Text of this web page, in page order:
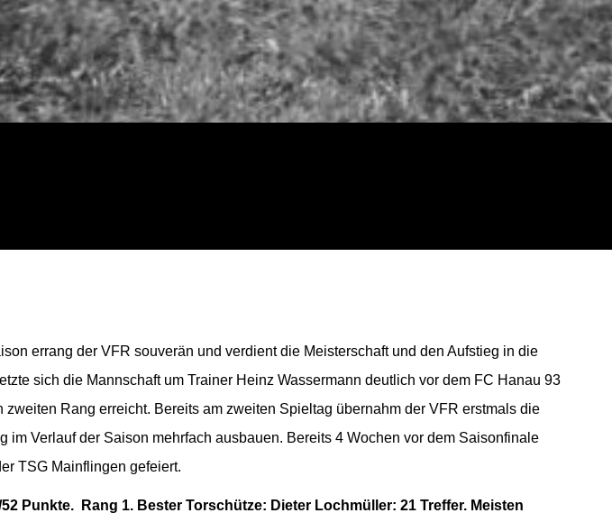
errang der VFR souverän und verdient die Meisterschaft und den Aufstieg in die
sich die Mannschaft um Trainer Heinz Wassermann deutlich vor dem FC Hanau 93
Rang erreicht. Bereits am zweiten Spieltag übernahm der VFR erstmals die
im Verlauf der Saison mehrfach ausbauen. Bereits 4 Wochen vor dem Saisonfinale
TSG Mainflingen gefeiert.
Punkte. Rang 1. Bester Torschütze: Dieter Lochmüller: 21 Treffer. Meisten